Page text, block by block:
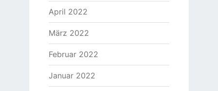
April 2022
März 2022
Februar 2022
Januar 2022